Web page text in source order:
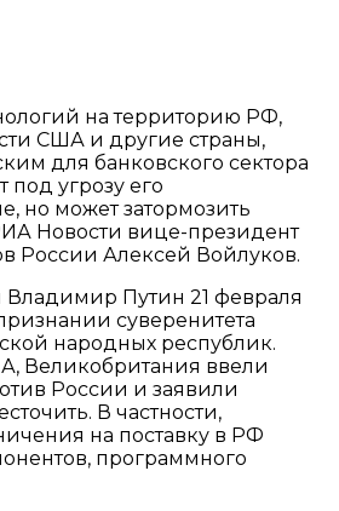
на территорию РФ,
США и другие страны,
для банковского сектора
под угрозу его
но может затормозить
Новости вице-президент
России Алексей Войлуков.
Путин 21 февраля
суверенитета
народных республик.
Великобритания ввели
России и заявили
В частности,
на поставку в РФ
программного